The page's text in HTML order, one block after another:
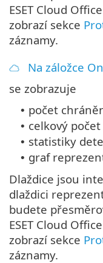
ESET Cloud
zobrazí sekce
záznamy.
Na záložce
se zobrazuje
• počet
• celkový
• statistiky
• graf
Dlaždice jsou
dlaždici
budete
ESET Cloud
zobrazí sekce
záznamy.